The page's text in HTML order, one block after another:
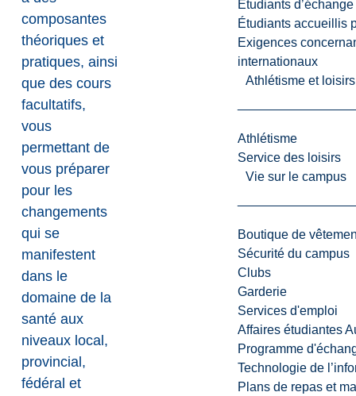
Étudiants
Étudiants accueillis
Exigences
internationaux
Athlétisme et
Athlétisme
Service des loisirs
Vie sur le campus
Boutique de
Sécurité du campus
Clubs
Garderie
Services d'emploi
Affaires étudiantes
Programme
Technologie de
Plans de repas et
composantes
théoriques et
pratiques, ainsi
que des cours
facultatifs,
vous
permettant de
vous préparer
pour les
changements
qui se
manifestent
dans le
domaine de la
santé aux
niveaux local,
provincial,
fédéral et